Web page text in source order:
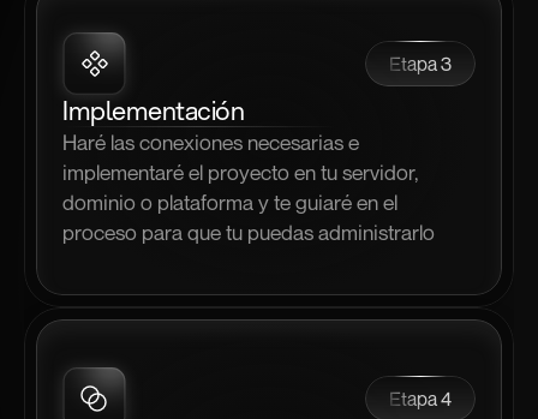
Etapa 3
Implementación
Haré las conexiones necesarias e
implementaré el proyecto en tu servidor,
dominio o plataforma y te guiaré en el
proceso para que tu puedas administrarlo
Etapa 4